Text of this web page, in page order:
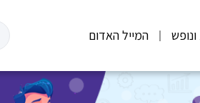
ונופש המייל האדום